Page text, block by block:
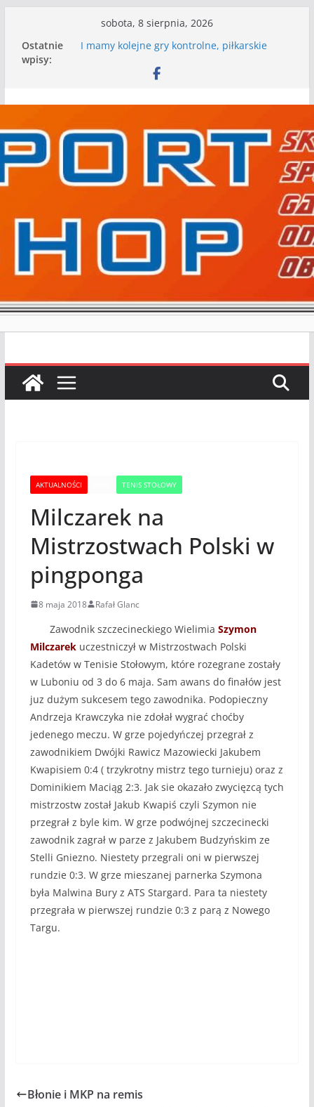
treści
sobota, 8 sierpnia, 2026
Ostatnie
wpisy:
Gwdzie Wielkiej
I mamy kolejne gry kontrolne, piłkarskie
granie przed nami
Nożnej
do sezonu. Kolejne gry kontrolne przed nimi
Kolejne gry kontrolne naszych piłkarskich
zespołów za nami
AKTUALNOŚCI TENIS STOŁOWY
Milczarek na
Mistrzostwach Polski w
pingponga
8 maja 2018 Rafał Glanc
Zawodnik szczecineckiego Wielimia Szymon
Milczarekuczestniczył w Mistrzostwach Polski
Kadetów w Tenisie Stołowym, które rozegrane zostały
w Luboniu od 3 do 6 maja. Sam awans do finałów jest
juz dużym sukcesem tego zawodnika. Podopieczny
Andrzeja Krawczyka nie zdołał wygrać choćby
jedenego meczu. W grze pojedyńczej przegrał z
zawodnikiem Dwójki Rawicz Mazowiecki Jakubem
Kwapisiem 0:4 ( trzykrotny mistrz tego turnieju) oraz z
Dominikiem Maciąg 2:3. Jak sie okazało zwycięzcą tych
mistrzostw został Jakub Kwapiś czyli Szymon nie
przegrał z byle kim. W grze podwójnej szczecinecki
zawodnik zagrał w parze z Jakubem Budzyńskim ze
Stelli Gniezno. Niestety przegrali oni w pierwszej
rundzie 0:3. W grze mieszanej parnerka Szymona
była Malwina Bury z ATS Stargard. Para ta niestety
przegrała w pierwszej rundzie 0:3 z parą z Nowego
Targu.
Błonie i MKP na remis